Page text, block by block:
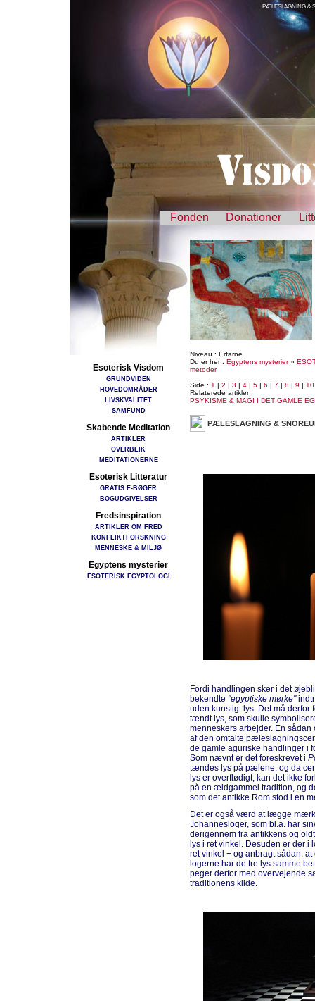
PÆLESLAGNING &
Fonden Donationer
Esoterisk Visdom
GRUNDVIDEN
HOVEDOMRÅDER
LIVSKVALITET
SAMFUND
Skabende Meditation
ARTIKLER
OVERBLIK
MEDITATIONERNE
Esoterisk Litteratur
GRATIS E-BØGER
BOGUDGIVELSER
Fredsinspiration
ARTIKLER OM FRED
KONFLIKTFORSKNING
MENNESKE & MILJØ
Egyptens mysterier
ESOTERISK EGYPTOLOGI
Niveau : Erfarne
Du er her : Egyptens mysterier»
metoder
Side : 1 | 2 | 3 | 4 | 5 | 6 | 7 | 8 | 9 | 10
Relaterede artikler :
PSYKISME & MAGI I DET GAMLE
PÆLESLAGNING &
Fordi handlingen sker i det
bekendte "egyptiske mørke"
uden kunstigt lys. Det må
tændt lys, som skulle
menneskers arbejder. En
af den omtalte
de gamle aguriske handlinger i
Som nævnt er det foreskrevet i
tændes lys på pælene, og da
lys er overflødigt, kan det ikke
på en ældgammel tradition, og
som det antikke Rom stod i en
Det er også værd at lægge
Johannesloger, som bl.a. har
derigennem fra antikkens og
lys i ret vinkel. Desuden er der
ret vinkel − og anbragt sådan,
logerne har de tre lys samme
peger derfor med overvejende
traditionens kilde.